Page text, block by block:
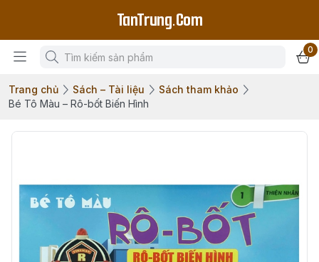
TanTrung.Com
0
Trang chủ Sách – Tài liệu
Sách tham khảo
Bé Tô Màu – Rô-bốt Biến Hình